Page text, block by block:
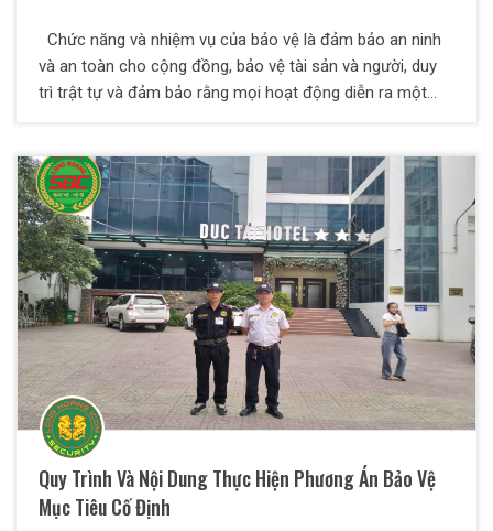
Chức năng và nhiệm vụ của bảo vệ là đảm bảo an ninh
và an toàn cho cộng đồng, bảo vệ tài sản và người, duy
trì trật tự và đảm bảo rằng mọi hoạt động diễn ra một
nghiệp vụ an ninh là làm gì và một số yêu cầu đối với
nhân viên bảo vệ
Quy Trình Và Nội Dung Thực Hiện Phương Án Bảo Vệ
Mục Tiêu Cố Định